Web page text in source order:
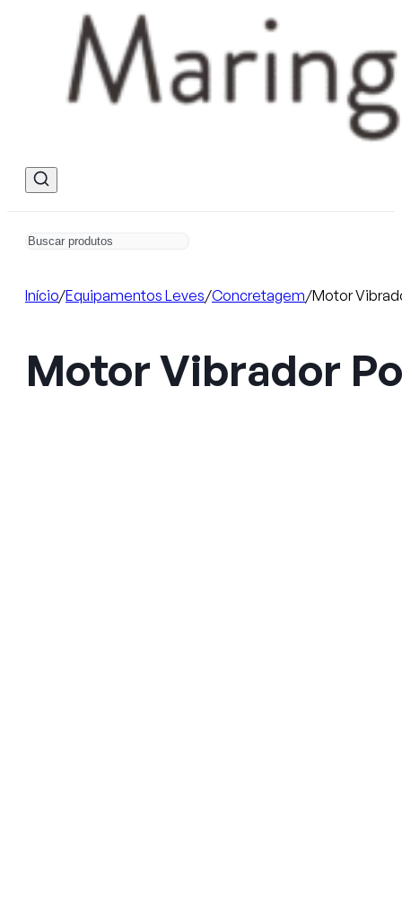
Início/Equipamentos Leves/Concretagem/Motor
Motor Vibrador